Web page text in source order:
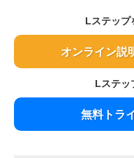
Lステップ
オンライン説
Lステッ
無料トラ